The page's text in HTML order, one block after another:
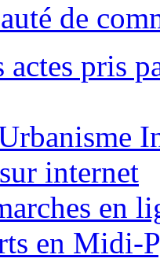
de
actes pris
internet
en
en Midi-